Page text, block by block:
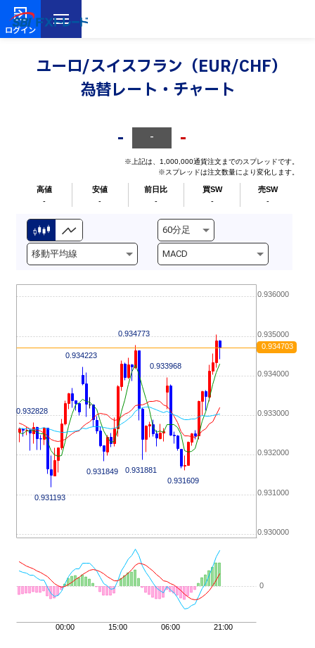
ログイン
ユーロ/スイスフラン（EUR/CHF）
為替レート・チャート
- - -
※上記は、1,000,000通貨注文までのスプレッドです。
※スプレッドは注文数量により変化します。
高値
-
安値
-
前日比
-
買SW
-
売SW
-